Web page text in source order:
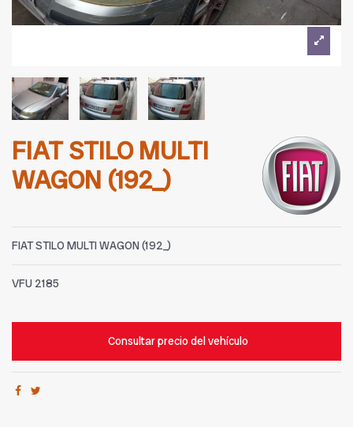
FIAT STILO MULTI
WAGON (192_)
FIAT STILO MULTI WAGON (192_)
VFU 2185
Consultar precio del vehículo